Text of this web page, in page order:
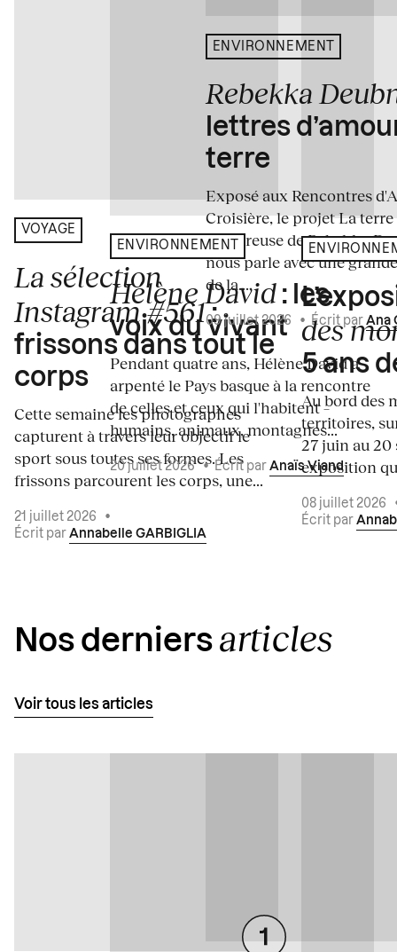
VOYAGE
La sélection
Instagram #561:
frissons dans tout le
corps
Cette semaine les photographes
capturent à travers leur objectif le
sport sous toutes ses formes. Les
frissons parcourent les corps, une...
21 juillet 2026
•
Écrit par Annabelle GARBIGLIA
ENVIRONNEMENT
Hélène David : les
voix du vivant
Pendant quatre ans, Hélène David a
arpenté le Pays basque à la rencontre
de celles et ceux qui l'habitent –
humains, animaux, montagnes...
20 juillet 2026•Écrit par Anaïs Viand
ENVIRONNEMENT
Rebekka
lettres
terre
Exposé aux Rencontres
Croisière, le projet La terre
amoureuse de Rebekka
nous parle avec une
de la...
09 juillet 2026 • Écrit par Ana
des
5 ans
Au bord des
territoires,
27 juin au 20
exposition
08 juillet 2026
Écrit par
Nos derniers articles
Voir tous les articles